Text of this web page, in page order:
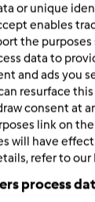
Składniki
świerzego lub
(3 cm)
Lista zakupów
or unique
enables
the purposes
data to
and ads you
resurface
consent at
link on
will have
refer to our
process